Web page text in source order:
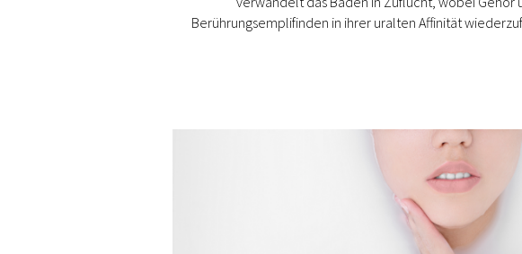
Berührungsemplifinden in ihrer uralten Affinität